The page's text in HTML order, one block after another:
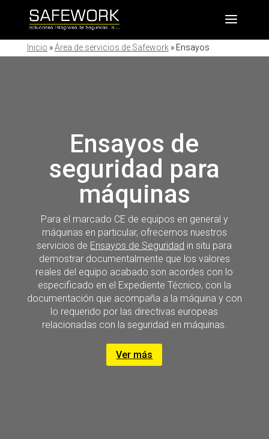
Inicio »Área de servicios de Safework» Ensayos
Ensayos de
seguridad para
máquinas
Para el marcado CE de equipos en general y
máquinas en particular, ofrecemos nuestros
servicios de Ensayos de Seguridad in situ para
demostrar documentalmente que los valores
reales del equipo acabado son acordes con lo
especificado en el Expediente Técnico, con la
documentación que acompaña a la máquina y con
lo requerido por las directivas europeas
relacionadas con la seguridad en máquinas.
Ver más